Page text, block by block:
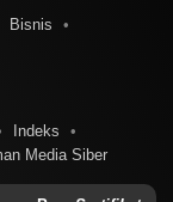
Bisnis
Indeks
Media Siber